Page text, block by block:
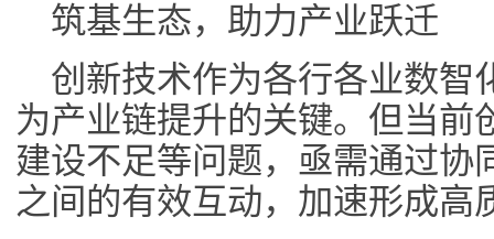
筑基生态，助力产业跃迁
创新技术作为各行各业数智
为产业链提升的关键。但当前
建设不足等问题，亟需通过协
之间的有效互动，加速形成高